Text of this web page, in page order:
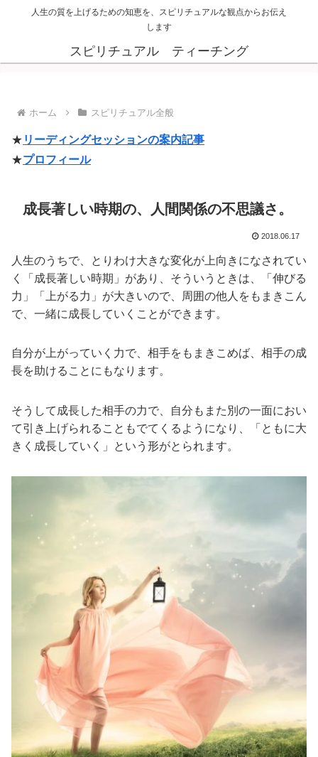
人生の質を上げるための知恵を、スピリチュアルな観点からお伝え
します
スピリチュアル ティーチング
ホーム スピリチュアル全般
★ リーディングセッションの案内記事
★プロフィール
成長著しい時期の、人間関係の不思議さ。
2018.06.17
人生のうちで、とりわけ大きな変化が上向きになされてい
く「成長著しい時期」があり、そういうときは、「伸びる
力」「上がる力」が大きいので、周囲の他人をもまきこん
で、一緒に成長していくことができます。
自分が上がっていく力で、相手をもまきこめば、相手の成
長を助けることにもなります。
そうして成長した相手の力で、自分もまた別の一面におい
て引き上げられることもでてくるようになり、「ともに大
きく成長していく」という形がとられます。